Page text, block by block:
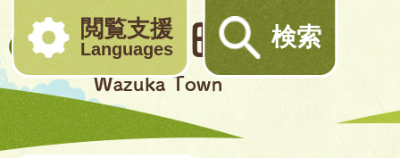
閲覧支援
Languages 検索